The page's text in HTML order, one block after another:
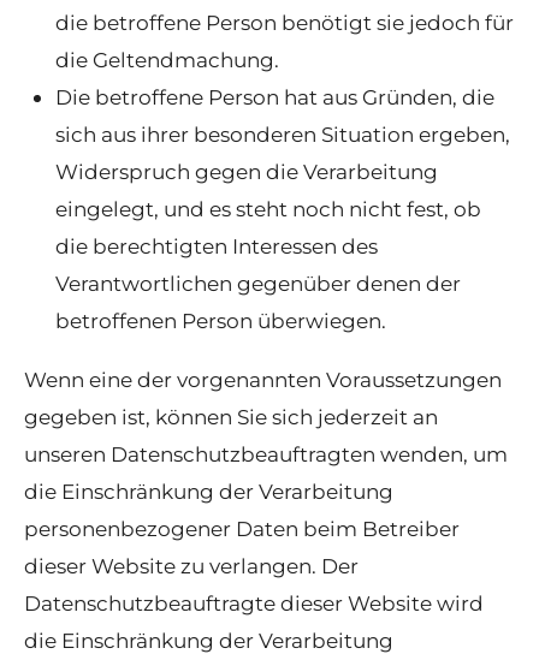
die betroffene Person benötigt sie jedoch für
die Geltendmachung.
Die betroffene Person hat aus Gründen, die
sich aus ihrer besonderen Situation ergeben,
Widerspruch gegen die Verarbeitung
eingelegt, und es steht noch nicht fest, ob
die berechtigten Interessen des
Verantwortlichen gegenüber denen der
betroffenen Person überwiegen.
Wenn eine der vorgenannten Voraussetzungen
gegeben ist, können Sie sich jederzeit an
unseren Datenschutzbeauftragten wenden, um
die Einschränkung der Verarbeitung
personenbezogener Daten beim Betreiber
dieser Website zu verlangen. Der
Datenschutzbeauftragte dieser Website wird
die Einschränkung der Verarbeitung